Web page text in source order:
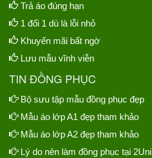
Trả áo đúng hạn
1 đổi 1 dù là lỗi nhỏ
Khuyến mãi bất ngờ
Lưu mẫu vĩnh viễn
TIN ĐỒNG PHỤC
Bộ sưu tập mẫu đồng phục đẹp
Mẫu áo lớp A1 đẹp tham khảo
Mẫu áo lớp A2 đẹp tham khảo
Lý do nên làm đồng phục tại 2Uni